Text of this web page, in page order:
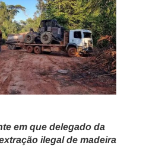
em que delegado da
ilegal de madeira